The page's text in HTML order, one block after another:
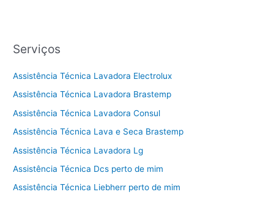
Serviços
Assistência Técnica Lavadora Electrolux
Assistência Técnica Lavadora Brastemp
Assistência Técnica Lavadora Consul
Assistência Técnica Lava e Seca Brastemp
Assistência Técnica Lavadora Lg
Assistência Técnica Dcs perto de mim
Assistência Técnica Liebherr perto de mim